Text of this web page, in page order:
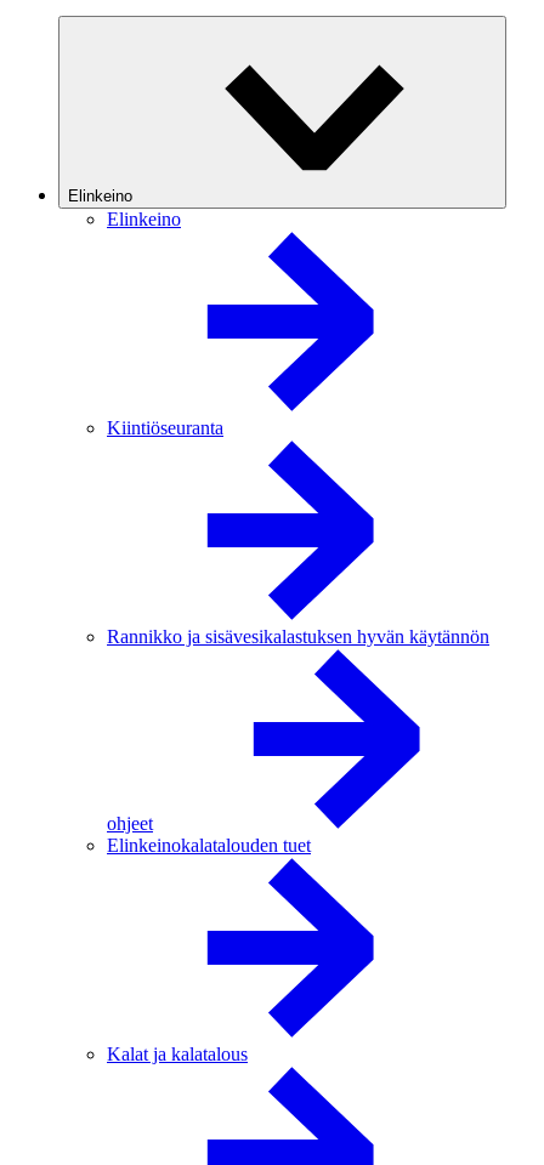
Elinkeino
Elinkeino
Kiintiöseuranta
Rannikko ja sisävesikalastuksen hyvän käytännön
ohjeet
Elinkeinokalatalouden tuet
Kalat ja kalatalous